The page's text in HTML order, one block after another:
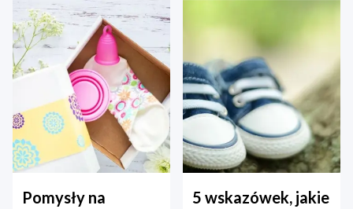
Pomysły na
5 wskazówek, jakie